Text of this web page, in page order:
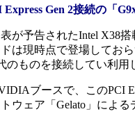
Gen 2接続の「
が予告されたIntel X38搭
は現時点で登場してお
のものを接続してい利用
ブースで、このPCI
ウェア「Gelato」による